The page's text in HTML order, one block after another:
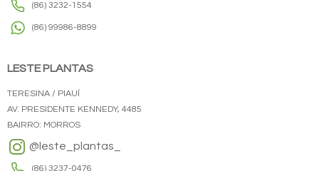
(86) 3232-1554
(86) 99986-8899
LESTE PLANTAS
TERESINA / PIAUÍ
AV. PRESIDENTE KENNEDY, 4485
BAIRRO: MORROS
@leste_plantas_
(86) 3237-0476